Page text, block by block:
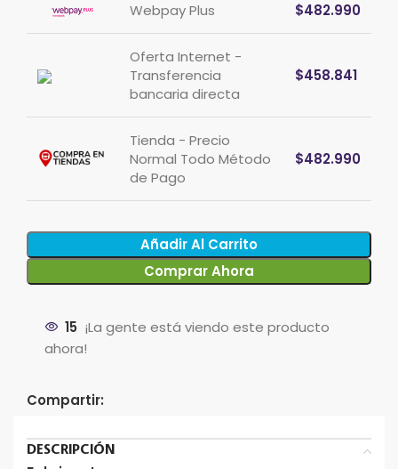
Webpay Plus $482.990
Oferta Internet -
Transferencia
bancaria directa
$458.841
Tienda - Precio
Normal Todo Método
de Pago
$482.990
Añadir Al Carrito
Comprar Ahora
15 ¡La gente está viendo este producto
ahora!
Compartir:
DESCRIPCIÓN